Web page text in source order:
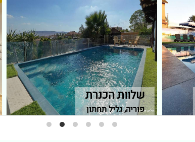
שלוות הכנרת
פוריה, גליל תחתון